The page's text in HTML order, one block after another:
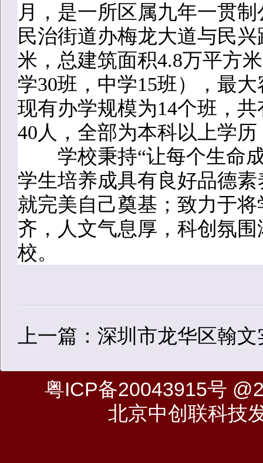
月，是一所区属九年一贯
民治街道办梅龙大道与民
米，总建筑面积4.8万平方
学30班，中学15班），最
现有办学规模为14个班，
40人，全部为本科以上学
学校秉持“让每个生命成
学生培养成具有良好品德
就完美自己奠基；致力于
齐，人文气息厚，科创氛
校。
上一篇：深圳市龙华区翰
粤ICP备20043915号
北京中创联科技